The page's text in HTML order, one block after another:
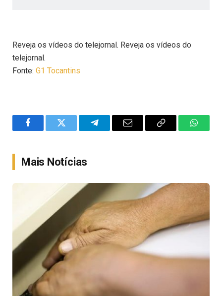
Reveja os vídeos do telejornal. Reveja os vídeos do
telejornal.
Fonte: G1 Tocantins
FacebookTwitter TelegramEmail
Copy
Mais Notícias